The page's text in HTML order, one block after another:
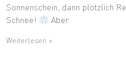
Sonnenschein, dann plötzlich
Schnee!
Aber
Weiterlesen »